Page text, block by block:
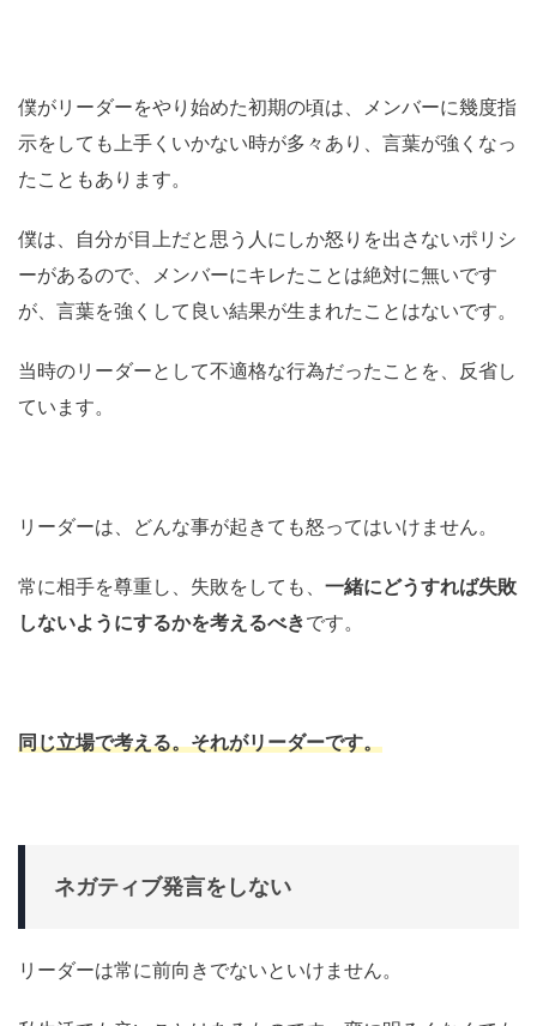
僕がリーダーをやり始めた初期の頃は、メンバーに幾度指
示をしても上手くいかない時が多々あり、言葉が強くなっ
たこともあります。
僕は、自分が目上だと思う人にしか怒りを出さないポリシ
ーがあるので、メンバーにキレたことは絶対に無いです
が、言葉を強くして良い結果が生まれたことはないです。
当時のリーダーとして不適格な行為だったことを、反省し
ています。
リーダーは、どんな事が起きても怒ってはいけません。
常に相手を尊重し、失敗をしても、 一緒にどうすれば失敗
しないようにするかを考えるべきです。
同じ立場で考える。それがリーダーです。
ネガティブ発言をしない
リーダーは常に前向きでないといけません。